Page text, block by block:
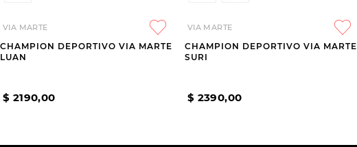
VIA MARTE
CHAMPION DEPORTIVO VIA MARTE
LUAN
$ 2190,00
VIA MARTE
CHAMPION DEPORTIVO VIA MARTE
SURI
$ 2390,00